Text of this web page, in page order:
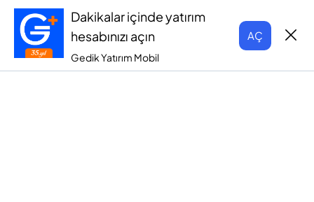
Dakikalar içinde yatırım
hesabınızı açın
Gedik Yatırım Mobil
AÇ